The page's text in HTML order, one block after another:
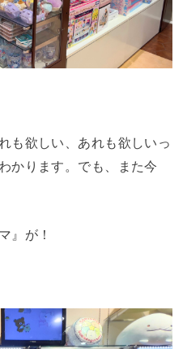
も欲しい、あれも欲しいっ
かります。でも、また今
』が！